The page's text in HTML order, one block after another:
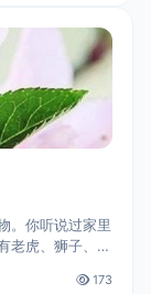
。你听说过家里
老虎、狮子、老
173